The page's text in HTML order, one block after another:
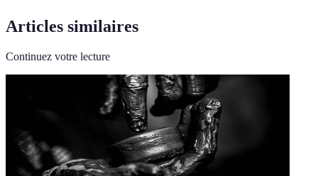
Articles similaires
Continuez votre lecture